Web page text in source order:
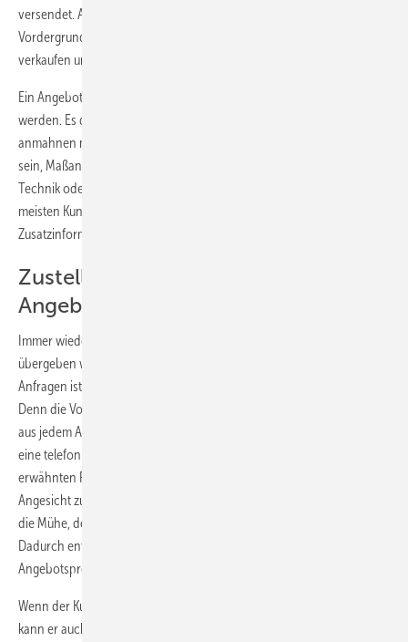
versendet. Angebote sind schriftliche Verkaufsgespräche. Im
Vordergrund stehen Ihr Leistungspaket und die Zielsetzung zu
verkaufen und nicht nur die AGB.
Ein Angebot muss der Anfrage voll entsprechen und zeitnah zugestellt
werden. Es darf nicht soweit kommen, dass der Kunde die Zustellung
anmahnen muss. Die einzelnen Positionen sollten ausführlich getextet
sein, Maßangaben, Materialien, Lohnkosten sowie die Erläuterung der
Technik oder Montage dürfen nicht fehlen. Außerdem bevorzugen die
meisten Kunden eine übersichtliche Gliederung des Angebots und
Zusatzinformationen zur Erleichterung ihrer Entscheidung.
Zustellung oder Besprechung des
Angebots?
Immer wieder taucht die Frage auf, ob ein Angebot persönlich
übergeben werden sollte. Bei großen Objekten oder umfangreichen
Anfragen ist es sinnvoll, eine Angebotsbesprechung anzubieten.
Denn die Vorteile und der Nutzen für den Kunden ergeben sich nicht
aus jedem Angebot. Eine persönliche Besprechung ist aufwendiger als
eine telefonische, aber viel wirkungsstärker. Die einzelnen im Angebot
erwähnten Positionen, die dem Kunden nicht viel sagen, können von
Angesicht zu Angesicht ausführlich definiert werden. Machen Sie sich
die Mühe, dem Kunden den Arbeitsumfang vor Ort zu erklären.
Dadurch entstehen ein Wertbewusstsein und ein Verständnis für die
Angebotspreise.
Wenn der Kunde den Leistungsumfang nicht nachvollziehen kann,
kann er auch den Preis nicht verstehen. Leistungsbestandteile